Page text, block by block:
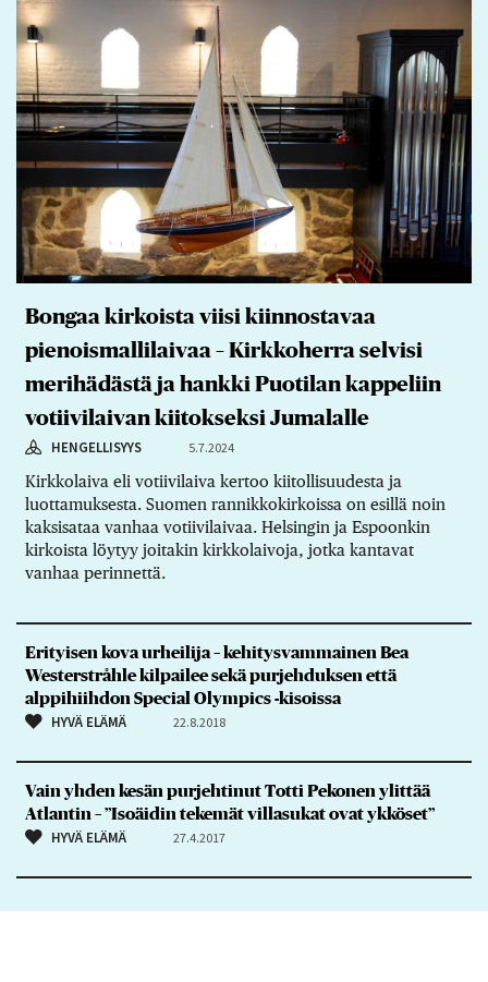
Bongaa kirkoista viisi kiinnostavaa
pienoismallilaivaa – Kirkkoherra selvisi
merihädästä ja hankki Puotilan kappeliin
votiivilaivan kiitokseksi Jumalalle
HENGELLISYYS 5.7.2024
Kirkkolaiva eli votiivilaiva kertoo kiitollisuudesta ja
luottamuksesta. Suomen rannikkokirkoissa on esillä noin
kaksisataa vanhaa votiivilaivaa. Helsingin ja Espoonkin
kirkoista löytyy joitakin kirkkolaivoja, jotka kantavat
vanhaa perinnettä.
Erityisen kova urheilija – kehitysvammainen Bea
Westerstråhle kilpailee sekä purjehduksen että
alppihiihdon Special Olympics -kisoissa
HYVÄ ELÄMÄ 22.8.2018
Vain yhden kesän purjehtinut Totti Pekonen ylittää
Atlantin – ”Isoäidin tekemät villasukat ovat ykköset”
HYVÄ ELÄMÄ 27.4.2017